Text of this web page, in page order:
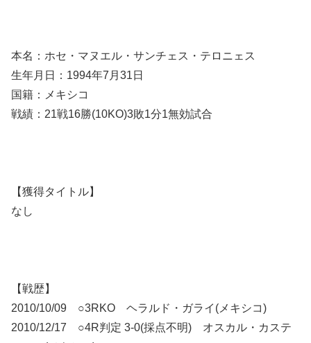
本名：ホセ・マヌエル・サンチェス・テロニェス
生年月日：1994年7月31日
国籍：メキシコ
戦績：21戦16勝(10KO)3敗1分1無効試合
【獲得タイトル】
なし
【戦歴】
2010/10/09 ○3RKO ヘラルド・ガライ(メキシコ)
2010/12/17 ○4R判定 3-0(採点不明) オスカル・カステ